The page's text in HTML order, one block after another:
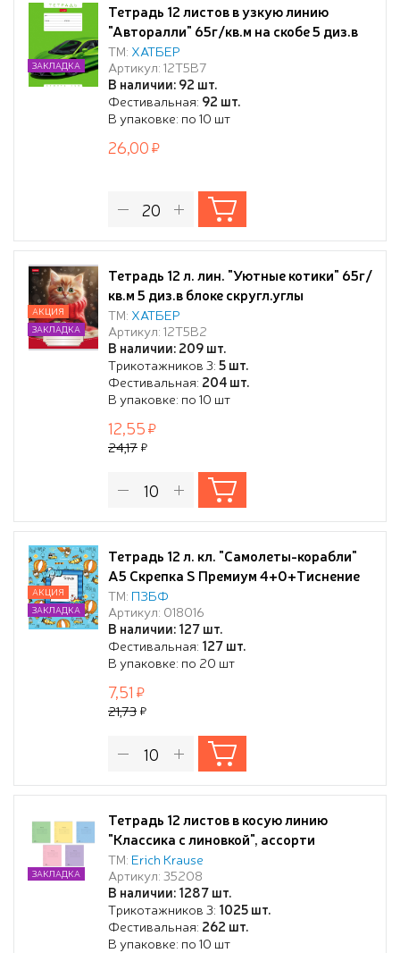
Тетрадь 12 листов в узкую линию
"Авторалли" 65г/кв.м на скобе 5 диз.в
блоке скругл.углы
ТМ: ХАТБЕР
Артикул: 12Т5В7
В наличии: 92 шт.
Фестивальная: 92 шт.
В упаковке: по 10 шт
ЗАКЛАДКА
26,00
Тетрадь 12 л. лин. "Уютные котики" 65г/
кв.м 5 диз.в блоке скругл.углы
ТМ: ХАТБЕР
Артикул: 12Т5В2
В наличии: 209 шт.
Трикотажников 3:5 шт.
Фестивальная: 204 шт.
В упаковке: по 10 шт
АКЦИЯ
ЗАКЛАДКА
12,55
24,17
Тетрадь 12 л. кл. "Самолеты-корабли"
А5 Скрепка S Премиум 4+0+Тиснение
фольгой
ТМ: ПЗБФ
Артикул: 018016
В наличии: 127 шт.
Фестивальная: 127 шт.
В упаковке: по 20 шт
АКЦИЯ
ЗАКЛАДКА
7,51
21,73
Тетрадь 12 листов в косую линию
"Классика с линовкой", ассорти
ТМ: Erich Krause
Артикул: 35208
В наличии: 1287 шт.
Трикотажников 3: 1025 шт.
Фестивальная: 262 шт.
В упаковке: по 10 шт
ЗАКЛАДКА